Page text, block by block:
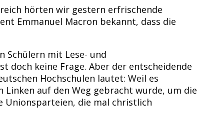
hörten wir gestern erfrischende
Emmanuel Macron bekannt, dass die
Schülern mit Lese- und
doch keine Frage. Aber der entscheidende
Hochschulen lautet: Weil es
auf den Weg gebracht wurde, um die
Unionsparteien, die mal christlich